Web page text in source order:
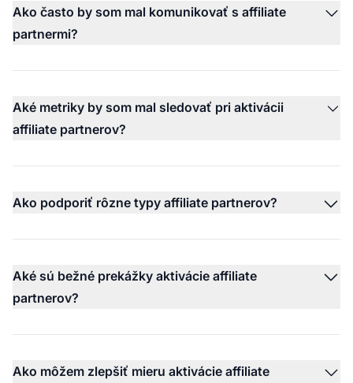
Ako často by som mal komunikovať s affiliate
partnermi?
Aké metriky by som mal sledovať pri aktivácii
affiliate partnerov?
Ako podporiť rôzne typy affiliate partnerov?
Aké sú bežné prekážky aktivácie affiliate
partnerov?
Ako môžem zlepšiť mieru aktivácie affiliate